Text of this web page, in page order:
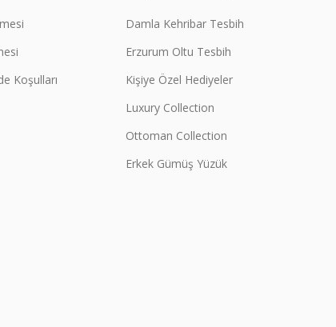
Koşulları
Damla Kehribar Tesbih
Erzurum Oltu Tesbih
Kişiye Özel Hediyeler
Luxury Collection
Ottoman Collection
Erkek Gümüş Yüzük